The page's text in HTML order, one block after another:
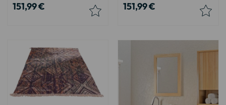
151,99 € 151,99 €